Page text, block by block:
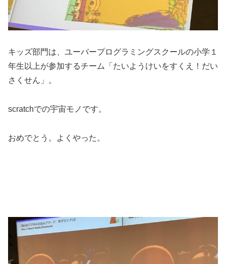
キッズ部門は、ユーバープログラミングスクールの小学１
年生以上が参加するチーム「たいようけいをすくえ！だい
さくせん」。
scratchでの宇宙モノです。
おめでとう。よくやった。